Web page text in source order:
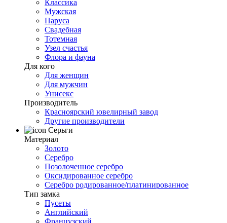
Классика
Мужская
Паруса
Свадебная
Тотемная
Узел счастья
Флора и фауна
Для кого
Для женщин
Для мужчин
Унисекс
Производитель
Красноярский ювелирный завод
Другие производители
Серьги
Материал
Золото
Серебро
Позолоченное серебро
Оксидированное серебро
Серебро родированное/платинированное
Тип замка
Пусеты
Английский
Французский